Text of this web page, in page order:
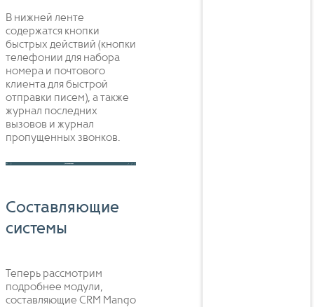
В нижней ленте
содержатся кнопки
быстрых действий (кнопки
телефонии для набора
номера и почтового
клиента для быстрой
отправки писем), а также
журнал последних
вызовов и журнал
пропущенных звонков.
Составляющие
системы
Теперь рассмотрим
подробнее модули,
составляющие CRM Mango